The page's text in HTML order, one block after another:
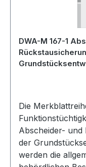
DWA-M 167-1
Die
Abscheider- und
der
werden die